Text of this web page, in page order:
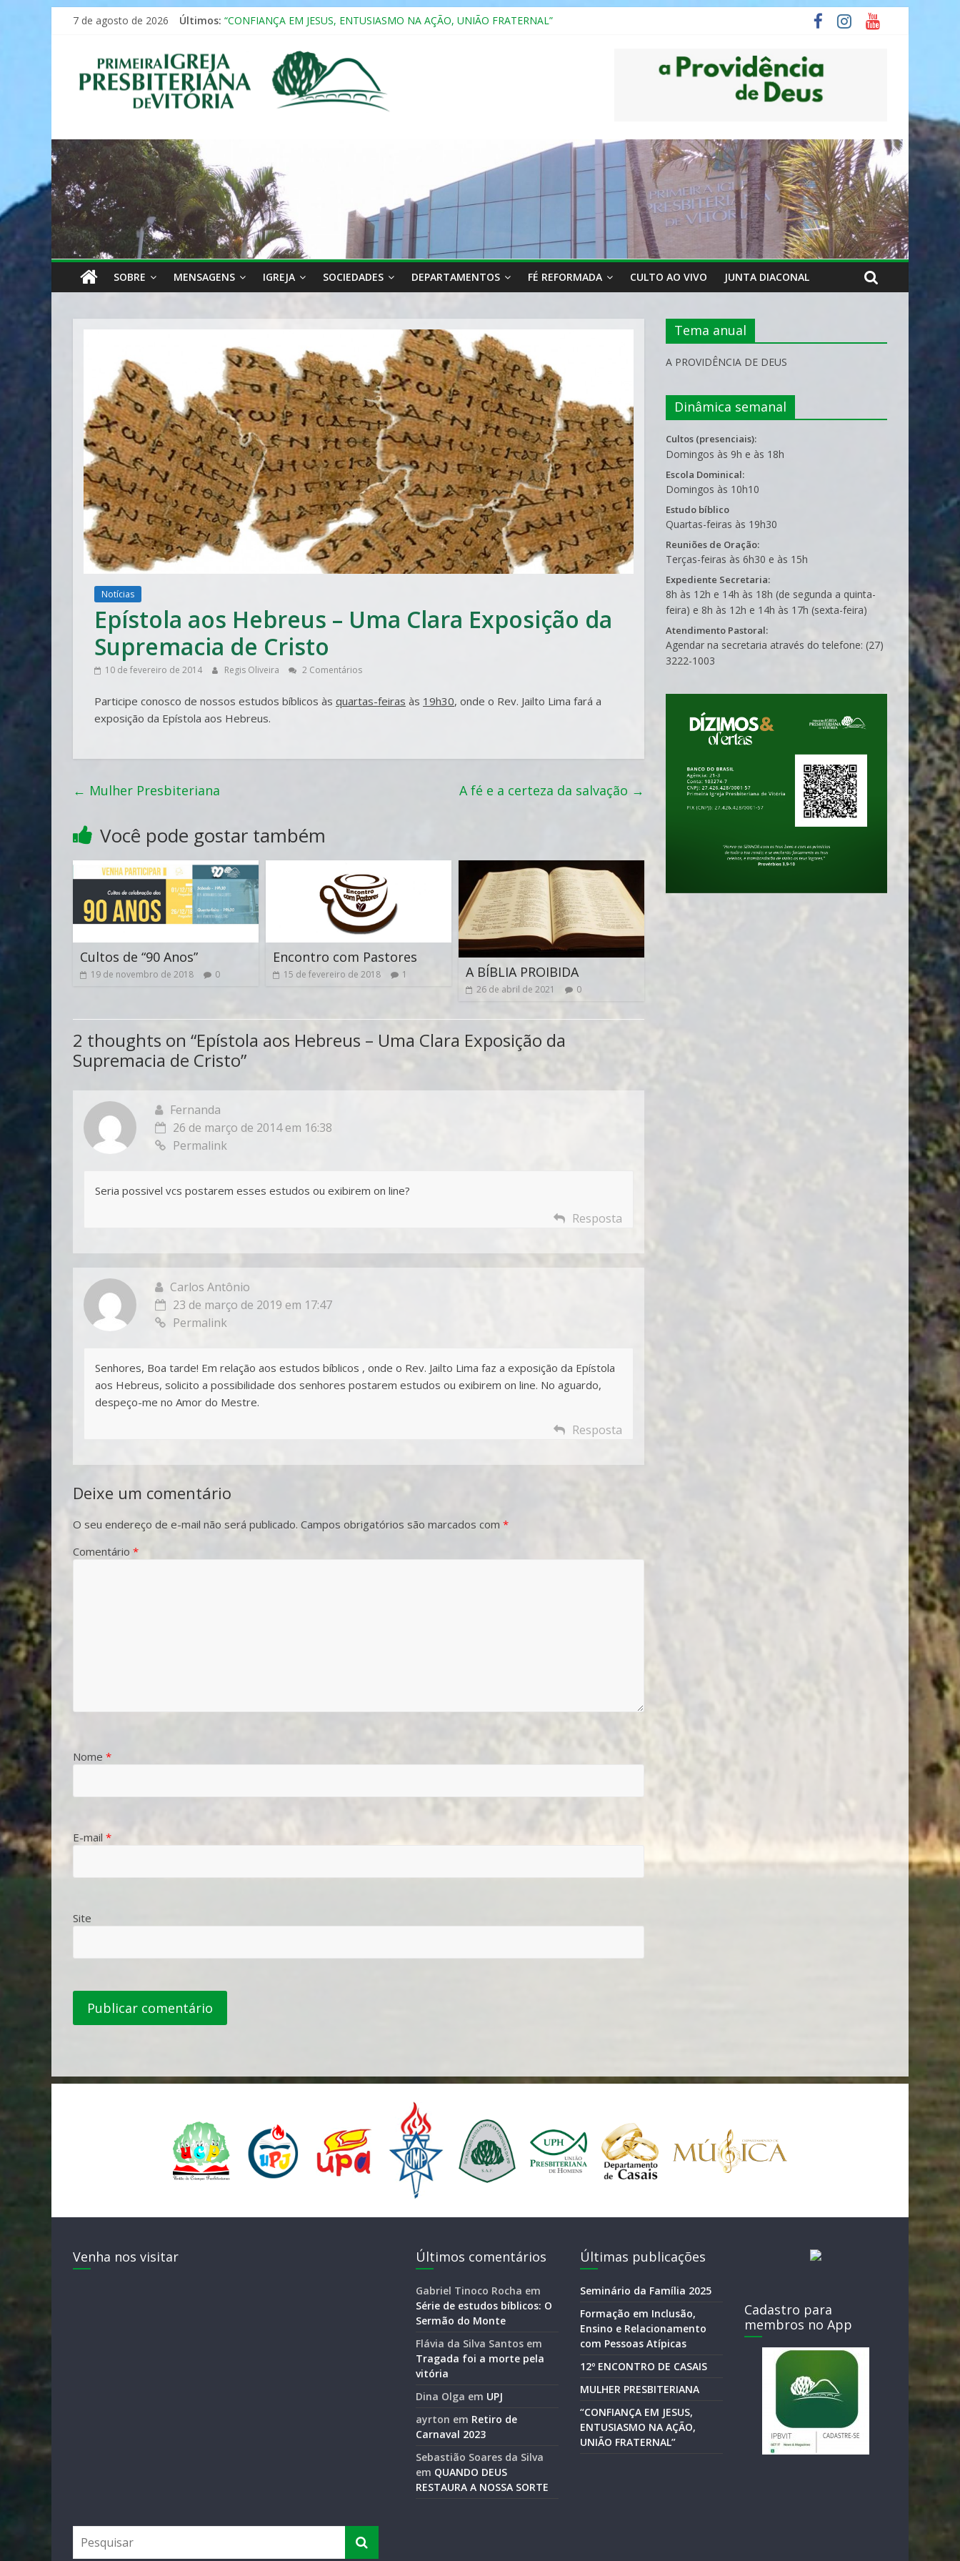
Pular
conteúdo
7 de agosto de 2026 Últimos: “CONFIANÇA EM JESUS, ENTUSIASMO NA AÇÃO, UNIÃO FRATERNAL”
Formação em Inclusão, Ensino e Relacionamento com Pessoas Atípicas
12º ENCONTRO DE CASAIS
MULHER PRESBITERIANA
Primeira
Igreja
Presbiteriana
de
Vitória
SOBRE MENSAGENS IGREJA SOCIEDADES DEPARTAMENTOS FÉ REFORMADA CULTO AO VIVO JUNTA DIACONAL
Notícias
Epístola aos Hebreus – Uma Clara Exposição da
Supremacia de Cristo
10 de fevereiro de 2014 Regis Oliveira 2 Comentários
Participe conosco de nossos estudos bíblicos às quartas-feiras às 19h30, onde o Rev. Jailto Lima fará a
exposição da Epístola aos Hebreus.
← Mulher Presbiteriana A fé e a certeza da salvação →
Você pode gostar também
Cultos de “90 Anos”
19 de novembro de 2018 0
Encontro com Pastores
15 de fevereiro de 2018 1 A BÍBLIA PROIBIDA
26 de abril de 2021 0
2 thoughts on “Epístola aos Hebreus – Uma Clara Exposição da
Supremacia de Cristo”
Fernanda
26 de março de 2014 em 16:38
Permalink
Seria possivel vcs postarem esses estudos ou exibirem on line?
Resposta
Carlos Antônio
23 de março de 2019 em 17:47
Permalink
Senhores, Boa tarde! Em relação aos estudos bíblicos , onde o Rev. Jailto Lima faz a exposição da Epístola
aos Hebreus, solicito a possibilidade dos senhores postarem estudos ou exibirem on line. No aguardo,
despeço-me no Amor do Mestre.
Resposta
Deixe um comentário
O seu endereço de e-mail não será publicado. Campos obrigatórios são marcados com *
Comentário *
Nome *
E-mail *
Site
Tema anual
A PROVIDÊNCIA DE DEUS
Dinâmica semanal
Cultos (presenciais):
Domingos às 9h e às 18h
Escola Dominical:
Domingos às 10h10
Estudo bíblico
Quartas-feiras às 19h30
Reuniões de Oração:
Terças-feiras às 6h30 e às 15h
Expediente Secretaria:
8h às 12h e 14h às 18h (de segunda a quinta-
feira) e 8h às 12h e 14h às 17h (sexta-feira)
Atendimento Pastoral:
Agendar na secretaria através do telefone: (27)
3222-1003
Venha nos visitar Últimos comentários
Gabriel Tinoco Rocha em
Série de estudos bíblicos: O
Sermão do Monte
Flávia da Silva Santos em
Tragada foi a morte pela
vitória
Dina Olga em UPJ
ayrton em Retiro de
Carnaval 2023
Sebastião Soares da Silva
em QUANDO DEUS
RESTAURA A NOSSA SORTE
Últimas publicações
Seminário da Família 2025
Formação em Inclusão,
Ensino e Relacionamento
com Pessoas Atípicas
12º ENCONTRO DE CASAIS
MULHER PRESBITERIANA
“CONFIANÇA EM JESUS,
ENTUSIASMO NA AÇÃO,
UNIÃO FRATERNAL”
Cadastro para
membros no App